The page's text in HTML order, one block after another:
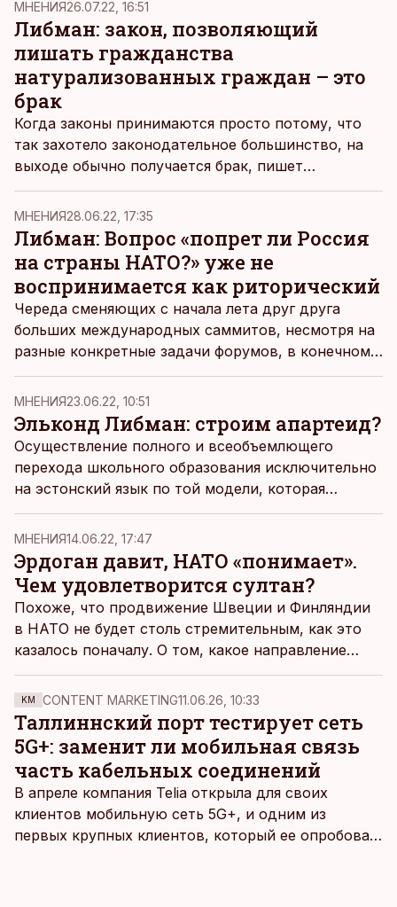
MНЕНИЯ26.07.22, 16:51
Либман: закон, позволяющий
лишать гражданства
натурализованных граждан – это
брак
Когда законы принимаются просто потому, что
так захотело законодательное большинство, на
выходе обычно получается брак, пишет
политический обозреватель ДВ Эльконд Либман.
MНЕНИЯ28.06.22, 17:35
Либман: Вопрос «попрет ли Россия
на страны НАТО?» уже не
воспринимается как риторический
Череда сменяющих с начала лета друг друга
больших международных саммитов, несмотря на
разные конкретные задачи форумов, в конечном
итоге, решает один, хоть и распадающийся на
частности глобальный вопрос войны и мира,
пишет политический обозреватель ДВ Эльконд
Либман.
MНЕНИЯ23.06.22, 10:51
Эльконд Либман: строим апартеид?
Осуществление полного и всеобъемлющего
перехода школьного образования исключительно
на эстонский язык по той модели, которая
предлагается партиями формирующейся сейчас
правящей коалиции, вместо избавления от
школьной сегрегации на деле приведет к еще
более выразительному ее закреплению, считает
политический обозреватель ДВ Эльконд Либман.
MНЕНИЯ14.06.22, 17:47
Эрдоган давит, НАТО «понимает».
Чем удовлетворится султан?
Похоже, что продвижение Швеции и Финляндии
в НАТО не будет столь стремительным, как это
казалось поначалу. О том, какое направление
приобрели переговоры этих двух стран по
вступлению в Североатлантический альянс,
рассказывает политический обозреватель ДВ
Эльконд Либман.
KM CONTENT MARKETING11.06.26, 10:33
Таллиннский порт тестирует сеть
5G+: заменит ли мобильная связь
часть кабельных соединений
В апреле компания Telia открыла для своих
клиентов мобильную сеть 5G+, и одним из
первых крупных клиентов, который ее опробовал,